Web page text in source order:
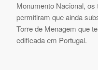
Monumento Nacional,
permitiram que ainda
Torre de Menagem que
edificada em Portugal.